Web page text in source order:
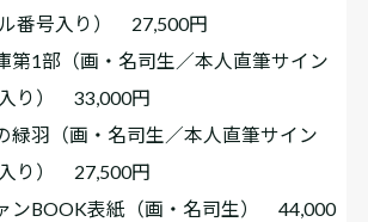
番号入り） 27,500円
第1部（画・名司生／本人直筆サイン
り） 33,000円
緑羽（画・名司生／本人直筆サイン
り） 27,500円
ンBOOK表紙（画・名司生） 44,000